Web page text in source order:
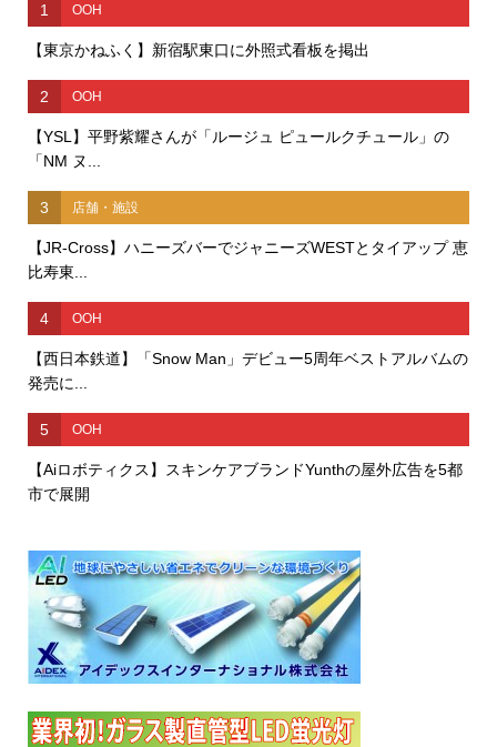
1 OOH
【東京かねふく】新宿駅東口に外照式看板を掲出
2 OOH
【YSL】平野紫耀さんが「ルージュ ピュールクチュール」の
「NM ヌ...
3 店舗・施設
【JR-Cross】ハニーズバーでジャニーズWESTとタイアップ 恵
比寿東...
4 OOH
【西日本鉄道】「Snow Man」デビュー5周年ベストアルバムの
発売に...
5 OOH
【Aiロボティクス】スキンケアブランドYunthの屋外広告を5都
市で展開